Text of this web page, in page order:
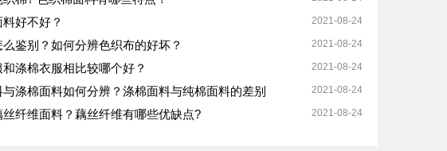
2021-08-24
好不好？
2021-08-24
鉴别？如何分辨色织布的好坏？
2021-08-24
涤棉衣服相比较哪个好？
2021-08-24
涤棉面料如何分辨？涤棉面料与纯棉面料的差别
2021-08-24
丝纤维面料？藕丝纤维有哪些优缺点?